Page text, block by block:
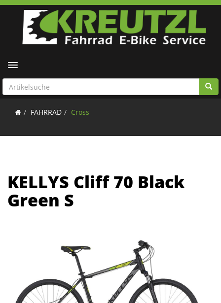
Toggle navigation
FAHRRAD Cross
KELLYS Cliff 70 Black
Green S